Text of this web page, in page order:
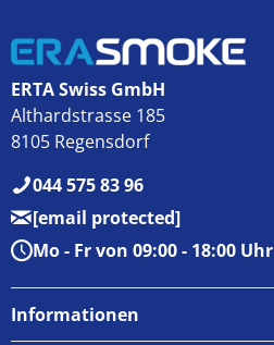
ERTA Swiss GmbH
Althardstrasse 185
8105 Regensdorf
044 575 83 96
[email protected]
Mo - Fr von 09:00 - 18:00 Uhr
Informationen